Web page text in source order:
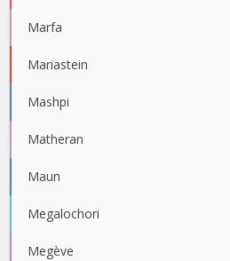
Marfa
Mariastein
Mashpi
Matheran
Maun
Megalochori
Megève